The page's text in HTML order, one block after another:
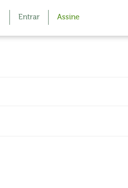
Entrar Assine